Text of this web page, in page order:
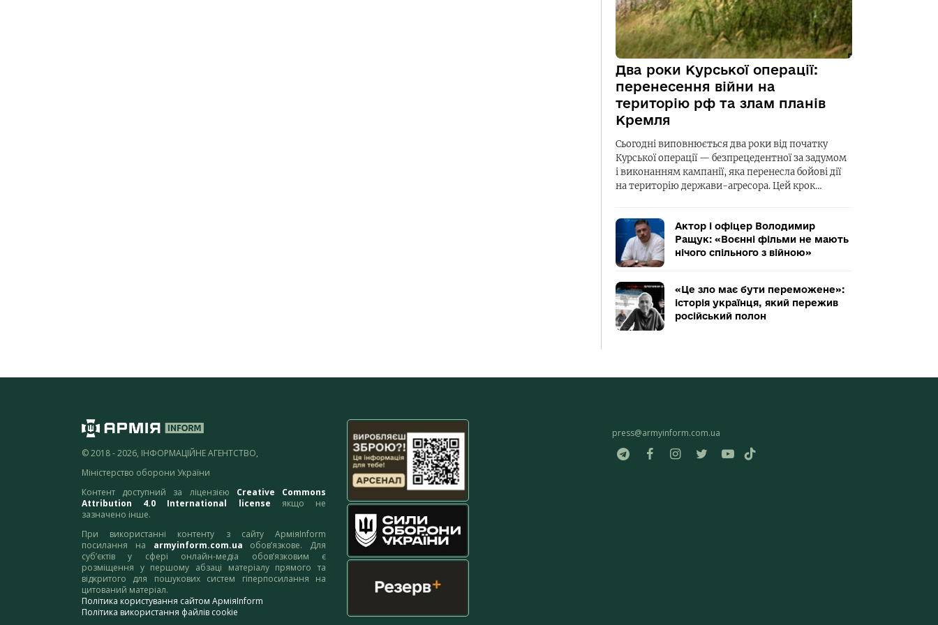
Два роки Курської операції:
перенесення війни на
територію рф та злам планів
Кремля
Сьогодні виповнюється два роки від початку
Курської операції — безпрецедентної за задумом
і виконанням кампанії, яка перенесла бойові дії
на територію держави-агресора. Цей крок…
Актор і офіцер Володимир
Ращук: «Воєнні фільми не мають
нічого спільного з війною»
«Це зло має бути переможене»:
історія українця, який пережив
російський полон
© 2018 - 2026, ІНФОРМАЦІЙНЕ АГЕНТСТВО,
Міністерство оборони України
Контент доступний за ліцензією Creative Commons
Attribution 4.0 International license якщо не
зазначено інше.
При використанні контенту з сайту АрміяInform
посилання на armyinform.com.ua обов’язкове. Для
суб’єктів у сфері онлайн-медіа обов’язковим є
розміщення у першому абзаці матеріалу прямого та
відкритого для пошукових систем гіперпосилання на
цитований матеріал.
Політика користування сайтом АрміяInform
Політика використання файлів cookie
press@armyinform.com.ua